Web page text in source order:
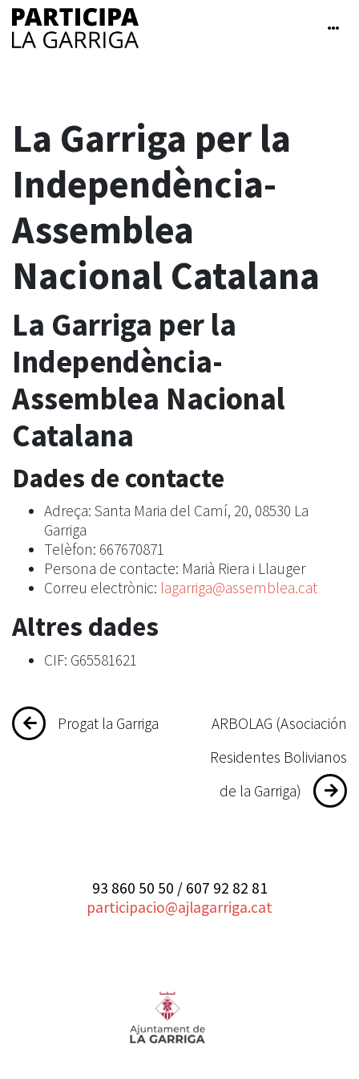
La Garriga per la
Independència-
Assemblea
Nacional Catalana
La Garriga per la
Independència-
Assemblea Nacional
Catalana
Dades de contacte
Adreça: Santa Maria del Camí, 20, 08530 La
Garriga
Telèfon: 667670871
Persona de contacte: Marià Riera i Llauger
Correu electrònic: lagarriga@assemblea.cat
Altres dades
CIF: G65581621
Navegació
Progat la Garriga
ARBOLAG (Asociación
Residentes Bolivianos
de la Garriga)
93 860 50 50 / 607 92 82 81
participacio@ajlagarriga.cat